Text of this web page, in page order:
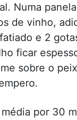
Numa
de vinho,
e 2
ficar
sobre o
por 30